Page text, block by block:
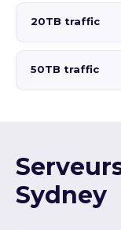
20TB traffic
50TB traffic
Sydney